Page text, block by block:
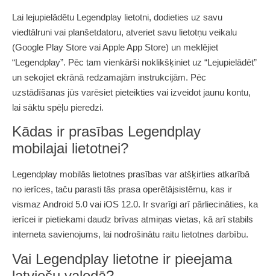
Lai lejupielādētu Legendplay lietotni, dodieties uz savu
viedtālruni vai planšetdatoru, atveriet savu lietotņu veikalu
(Google Play Store vai Apple App Store) un meklējiet
“Legendplay”. Pēc tam vienkārši noklikšķiniet uz “Lejupielādēt”
un sekojiet ekrānā redzamajām instrukcijām. Pēc
uzstādīšanas jūs varēsiet pieteikties vai izveidot jaunu kontu,
lai sāktu spēļu pieredzi.
Kādas ir prasības Legendplay
mobilajai lietotnei?
Legendplay mobilās lietotnes prasības var atšķirties atkarībā
no ierīces, taču parasti tās prasa operētājsistēmu, kas ir
vismaz Android 5.0 vai iOS 12.0. Ir svarīgi arī pārliecināties, ka
ierīcei ir pietiekami daudz brīvas atmiņas vietas, kā arī stabils
interneta savienojums, lai nodrošinātu raitu lietotnes darbību.
Vai Legendplay lietotne ir pieejama